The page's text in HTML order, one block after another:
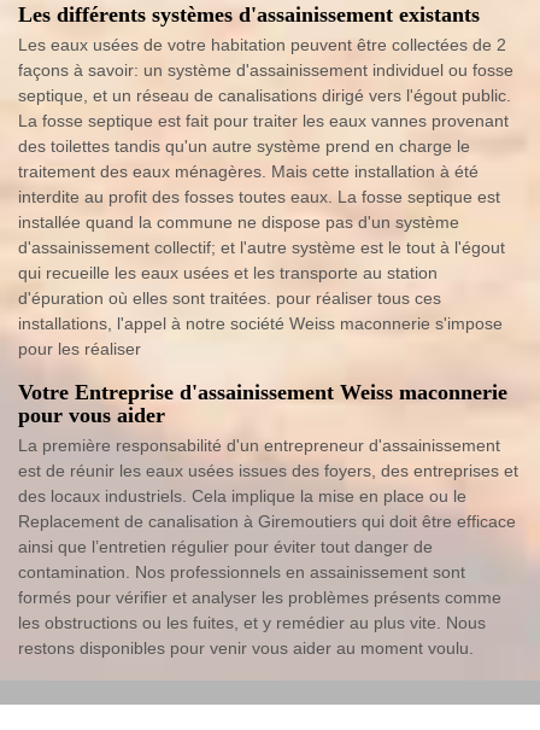
Les différents systèmes d'assainissement existants
Les eaux usées de votre habitation peuvent être collectées de 2
façons à savoir: un système d'assainissement individuel ou fosse
septique, et un réseau de canalisations dirigé vers l'égout public.
La fosse septique est fait pour traiter les eaux vannes provenant
des toilettes tandis qu'un autre système prend en charge le
traitement des eaux ménagères. Mais cette installation à été
interdite au profit des fosses toutes eaux. La fosse septique est
installée quand la commune ne dispose pas d'un système
d'assainissement collectif; et l'autre système est le tout à l'égout
qui recueille les eaux usées et les transporte au station
d'épuration où elles sont traitées. pour réaliser tous ces
installations, l'appel à notre société Weiss maconnerie s'impose
pour les réaliser
Votre Entreprise d'assainissement Weiss maconnerie
pour vous aider
La première responsabilité d'un entrepreneur d'assainissement
est de réunir les eaux usées issues des foyers, des entreprises et
des locaux industriels. Cela implique la mise en place ou le
Replacement de canalisation à Giremoutiers qui doit être efficace
ainsi que l’entretien régulier pour éviter tout danger de
contamination. Nos professionnels en assainissement sont
formés pour vérifier et analyser les problèmes présents comme
les obstructions ou les fuites, et y remédier au plus vite. Nous
restons disponibles pour venir vous aider au moment voulu.